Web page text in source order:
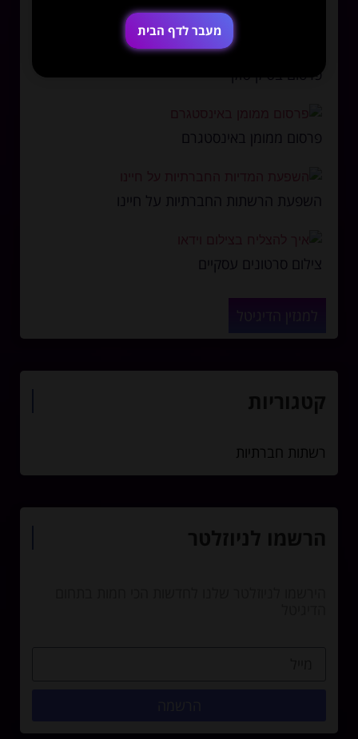
רשתות חברתיות
פרסום בטיק טוק
פרסום ממומן באינסטגרם
השפעת הרשתות החברתיות על חיינו
צילום סרטונים עסקיים
למגזין הדיגיטל
רשתות חברתיות
מעבר לדף הבית